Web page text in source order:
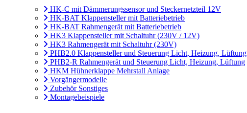
HK-C mit Dämmerungssensor und Steckernetzteil 12V
HK-BAT Klappensteller mit Batteriebetrieb
HK-BAT Rahmengerät mit Batteriebetrieb
HK3 Klappensteller mit Schaltuhr (230V / 12V)
HK3 Rahmengerät mit Schaltuhr (230V)
PHB2.0 Klappensteller und Steuerung Licht, Heizung, Lüftung
PHB2-R Rahmengerät und Steuerung Licht, Heizung, Lüftung
HKM Hühnerklappe Mehrstall Anlage
Vorgängermodelle
Zubehör Sonstiges
Montagebeispiele